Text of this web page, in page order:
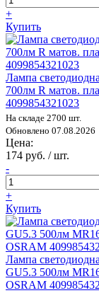
+
Купить
Лампа
700лм R матов.
4099854321023
На складе 2700 шт.
Обновлено 07.08.2026
Цена:
174 руб. / шт.
-
+
Купить
Лампа
GU5.3 500лм
OSRAM